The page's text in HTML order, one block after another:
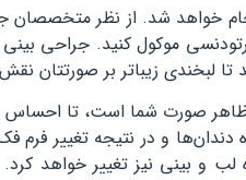
خواهد شد. از نظر
موکول کنید. جراحی
زیبا‌تر بر صورتتان نقش
ظاهر صورت شما است، تا احساس
دندان‌ها و در نتیجه
و بینی نیز تغییر خواهد کرد.